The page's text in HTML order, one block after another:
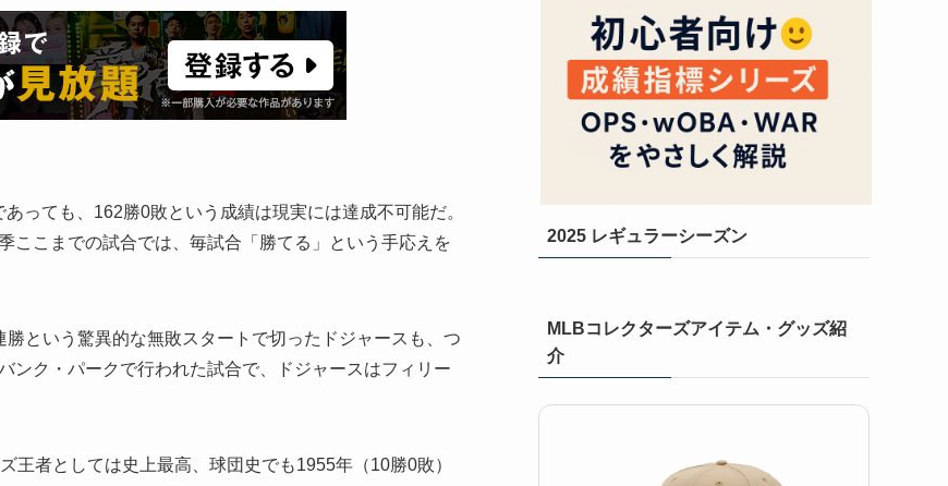
っても、162勝0敗という成績は現実には達成不可能だ。
ここまでの試合では、毎試合「勝てる」という手応えを
という驚異的な無敗スタートで切ったドジャースも、つ
ンク・パークで行われた試合で、ドジャースはフィリー
王者としては史上最高、球団史でも1955年（10勝0敗）
2025 レギュラーシーズン
MLBコレクターズアイテム・グッズ紹
介